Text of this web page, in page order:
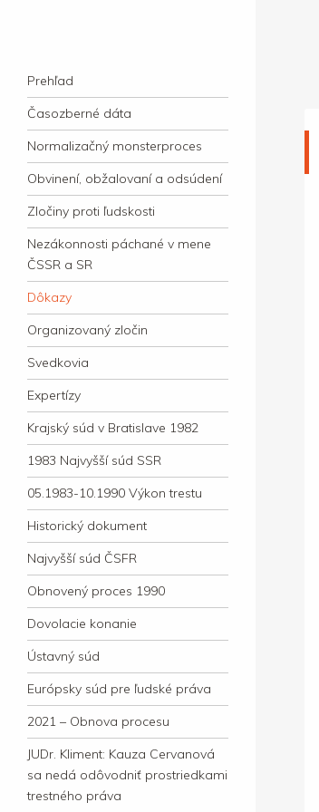
súdny proces v dejnách slovenskej justície
Navigation
Skip to content
Prehľad
Časozberné dáta
Normalizačný monsterproces
Obvinení, obžalovaní a odsúdení
Zločiny proti ľudskosti
Nezákonnosti páchané v mene
ČSSR a SR
Dôkazy
Organizovaný zločin
Svedkovia
Expertízy
Krajský súd v Bratislave 1982
1983 Najvyšší súd SSR
05.1983-10.1990 Výkon trestu
Historický dokument
Najvyšší súd ČSFR
Obnovený proces 1990
Dovolacie konanie
Ústavný súd
Európsky súd pre ľudské práva
2021 – Obnova procesu
JUDr. Kliment: Kauza Cervanová
sa nedá odôvodniť prostriedkami
trestného práva